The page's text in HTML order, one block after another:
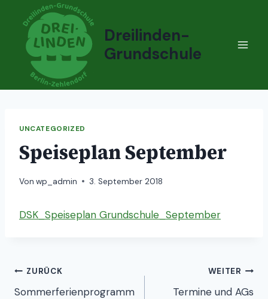
Inhalt
springen
Dreilinden-
Grundschule
UNCATEGORIZED
Speiseplan September
Von wp_admin 3. September 2018
DSK_Speiseplan Grundschule_September
Beitragsnavigation
ZURÜCK
Sommerferienprogramm
WEITER
Termine und AGs